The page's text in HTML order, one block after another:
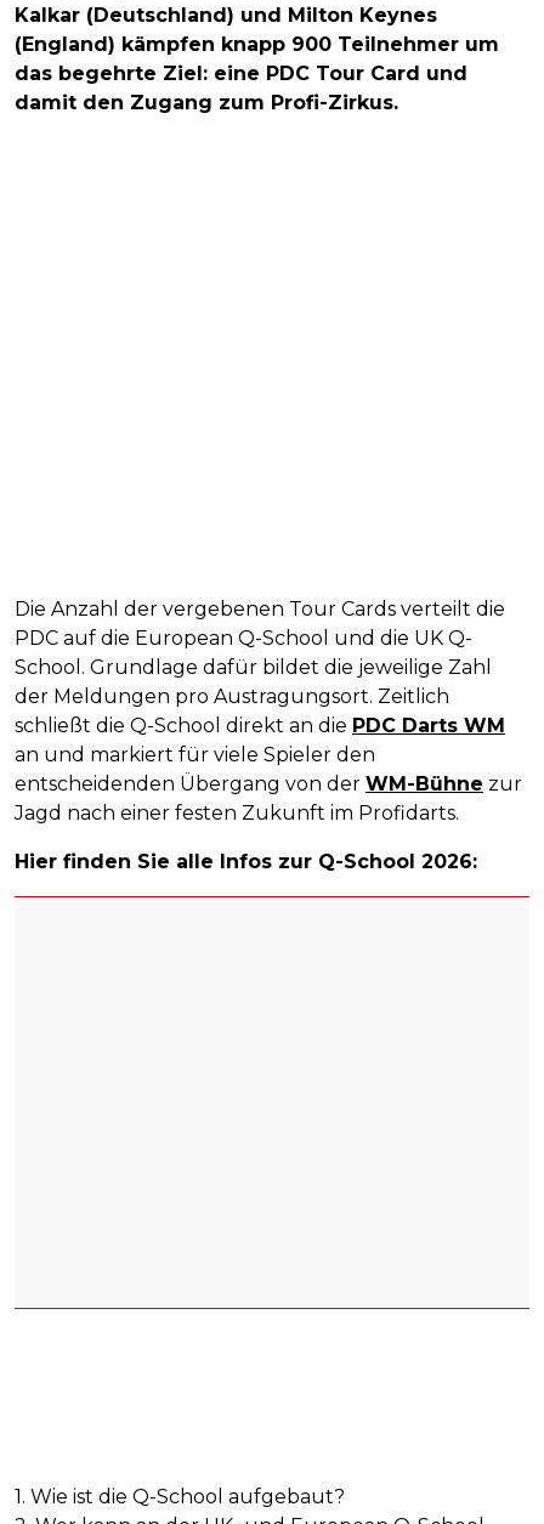
Kalkar (Deutschland) und Milton Keynes
(England) kämpfen knapp 900 Teilnehmer um
das begehrte Ziel: eine PDC Tour Card und
damit den Zugang zum Profi-Zirkus.
Die Anzahl der vergebenen Tour Cards verteilt die
PDC auf die European Q-School und die UK Q-
School. Grundlage dafür bildet die jeweilige Zahl
der Meldungen pro Austragungsort. Zeitlich
schließt die Q-School direkt an die PDC Darts WM
an und markiert für viele Spieler den
entscheidenden Übergang von der WM-Bühne zur
Jagd nach einer festen Zukunft im Profidarts.
Hier finden Sie alle Infos zur Q-School 2026:
1. Wie ist die Q-School aufgebaut?